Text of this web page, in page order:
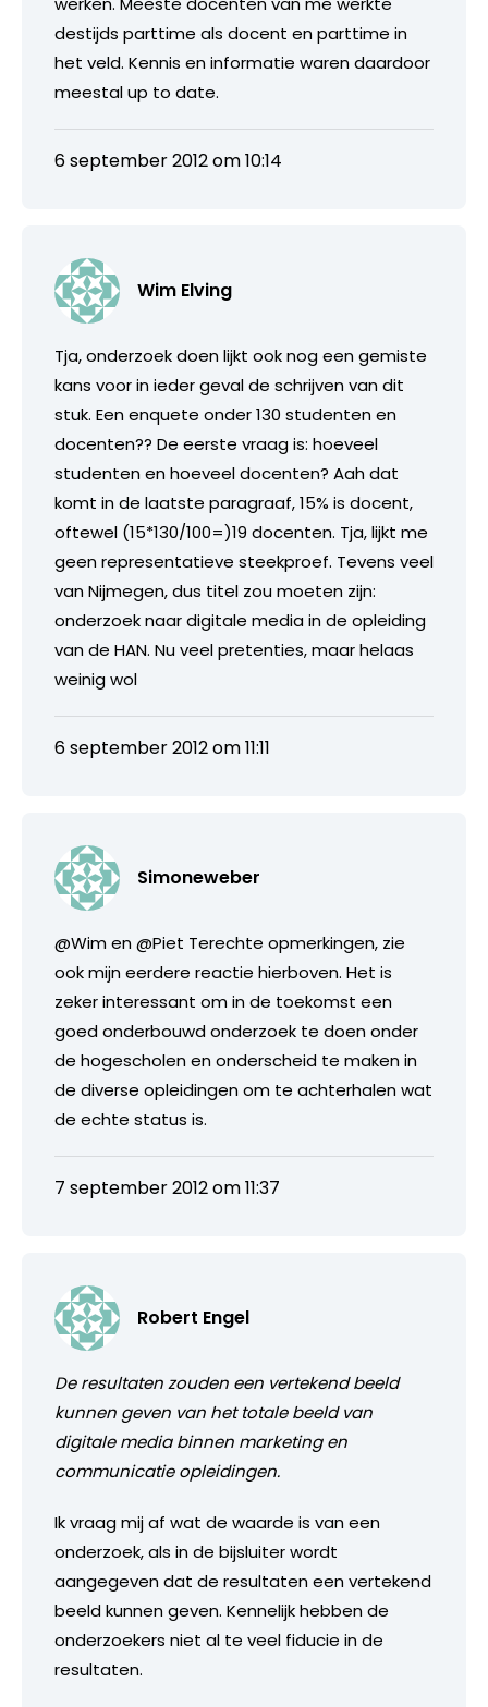
destijds parttime als docent en parttime in
het veld. Kennis en informatie waren daardoor
meestal up to date.
6 september 2012 om 10:14
Wim Elving
Tja, onderzoek doen lijkt ook nog een gemiste
kans voor in ieder geval de schrijven van dit
stuk. Een enquete onder 130 studenten en
docenten?? De eerste vraag is: hoeveel
studenten en hoeveel docenten? Aah dat
komt in de laatste paragraaf, 15% is docent,
oftewel (15*130/100=)19 docenten. Tja, lijkt me
geen representatieve steekproef. Tevens veel
van Nijmegen, dus titel zou moeten zijn:
onderzoek naar digitale media in de opleiding
van de HAN. Nu veel pretenties, maar helaas
weinig wol
6 september 2012 om 11:11
Simoneweber
@Wim en @Piet Terechte opmerkingen, zie
ook mijn eerdere reactie hierboven. Het is
zeker interessant om in de toekomst een
goed onderbouwd onderzoek te doen onder
de hogescholen en onderscheid te maken in
de diverse opleidingen om te achterhalen wat
de echte status is.
7 september 2012 om 11:37
Robert Engel
De resultaten zouden een vertekend beeld
kunnen geven van het totale beeld van
digitale media binnen marketing en
communicatie opleidingen.
Ik vraag mij af wat de waarde is van een
onderzoek, als in de bijsluiter wordt
aangegeven dat de resultaten een vertekend
beeld kunnen geven. Kennelijk hebben de
onderzoekers niet al te veel fiducie in de
resultaten.